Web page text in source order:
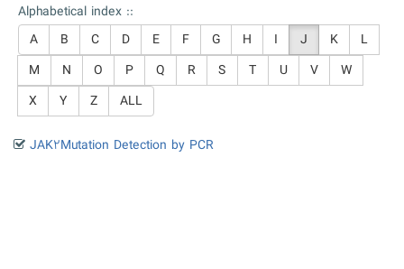
Alphabetical index ::
A
B C D E F G H I J K
L
M
N O P Q R S T U V
W
X
Y Z ALL
JAK۲Mutation Detection by PCR